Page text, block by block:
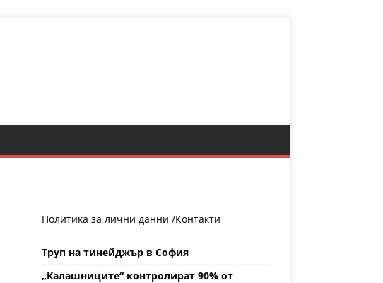
Политика за лични данни /Контакти
Труп на тинейджър в София
„Калашниците“ контролират 90% от